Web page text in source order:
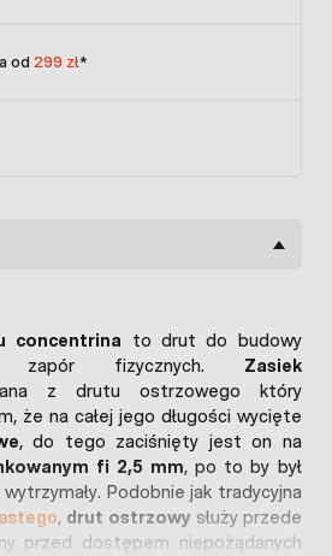
od 299 zł*
concentrina to drut do budowy
zapór fizycznych. Zasiek
z drutu ostrzowego który
że na całej jego długości wycięte
, do tego zaciśnięty jest on na
fi 2,5 mm, po to by był
Podobnie jak tradycyjna
, drut ostrzowy służy przede
przed dostępem niepożądanych